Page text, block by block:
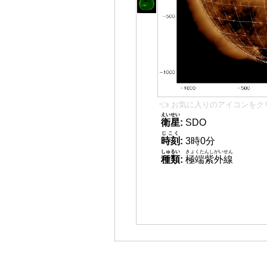
👈 お気に入りのアイコンをク
衛星
えいせい
: SDO
時刻
じこく
: 3時0分
種類
しゅるい
: 極端紫外線
きょくたんしがいせん